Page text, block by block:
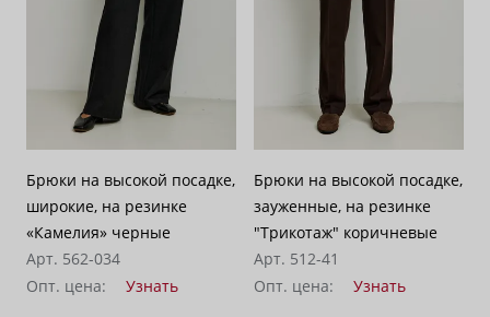
Брюки на высокой посадке,
широкие, на резинке
«Камелия» черные
Арт. 562-034
Опт. цена:
Узнать
Брюки на высокой посадке,
зауженные, на резинке
"Трикотаж" коричневые
Арт. 512-41
Опт. цена:
Узнать